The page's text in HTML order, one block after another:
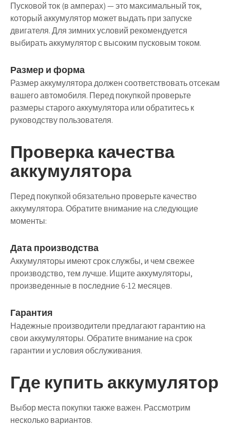
Пусковой ток (в амперах) — это максимальный ток,
который аккумулятор может выдать при запуске
двигателя. Для зимних условий рекомендуется
выбирать аккумулятор с высоким пусковым током.
Размер и форма
Размер аккумулятора должен соответствовать отсекам
вашего автомобиля. Перед покупкой проверьте
размеры старого аккумулятора или обратитесь к
руководству пользователя.
Проверка качества
аккумулятора
Перед покупкой обязательно проверьте качество
аккумулятора. Обратите внимание на следующие
моменты:
Дата производства
Аккумуляторы имеют срок службы, и чем свежее
производство, тем лучше. Ищите аккумуляторы,
произведенные в последние 6-12 месяцев.
Гарантия
Надежные производители предлагают гарантию на
свои аккумуляторы. Обратите внимание на срок
гарантии и условия обслуживания.
Где купить аккумулятор
Выбор места покупки также важен. Рассмотрим
несколько вариантов.